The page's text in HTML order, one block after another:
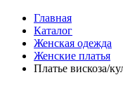
Главная
Каталог
Женская одежда
Женские платья
Платье вискоза/